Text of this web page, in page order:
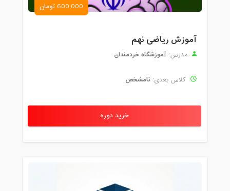
600,000 تومان
آموزش ریاضی نهم
مدرس: آموزشگاه خردمندان
کلاس بعدی: نامشخص
خرید دوره